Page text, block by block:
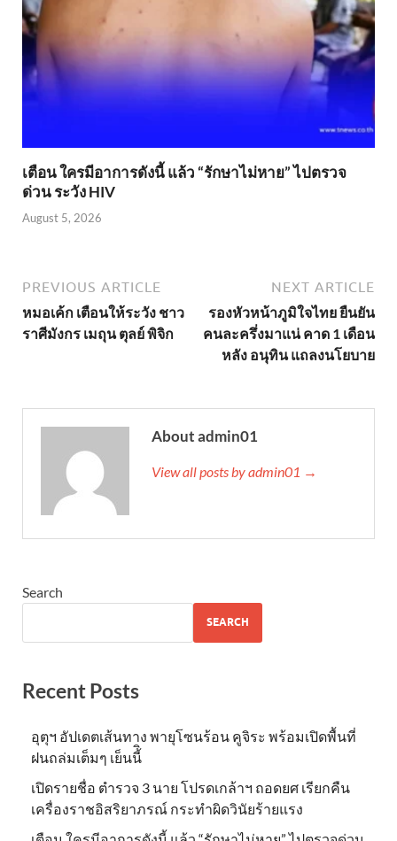
เตือน ใครมีอาการดังนี้ แล้ว “รักษาไม่หาย” ไปตรวจ
ด่วน ระวัง HIV
August 5, 2026
PREVIOUS ARTICLE
หมอเค้ก เตือนให้ระวัง ชาว
ราศีมังกร เมถุน ตุลย์ พิจิก
NEXT ARTICLE
รองหัวหน้าภูมิใจไทย ยืนยัน
คนละครึ่งมาแน่ คาด 1 เดือน
หลัง อนุทิน แถลงนโยบาย
About admin01
View all posts by admin01 →
Search
SEARCH
Recent Posts
อุตุฯ อัปเดตเส้นทาง พายุโซนร้อน คูจิระ พร้อมเปิดพื้นที่
ฝนถล่มเต็มๆ เย็นนี้ิ
เปิดรายชื่อ ตำรวจ 3 นาย โปรดเกล้าฯ ถอดยศ เรียกคืน
เครื่องราชอิสริยาภรณ์ กระทำผิดวินัยร้ายแรง